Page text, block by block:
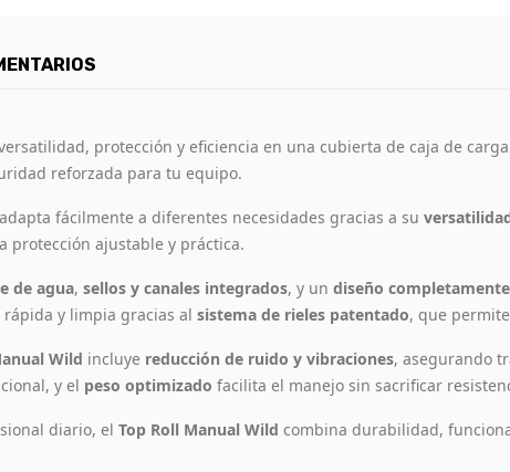
protección y eficiencia en una cubierta de caja de
reforzada para tu equipo.
fácilmente a diferentes necesidades gracias a su
protección ajustable y práctica.
de agua, sellos y canales integrados, y un diseño
y limpia gracias al sistema de rieles patentado, que
Wild incluye reducción de ruido y vibraciones, asegurando
y el peso optimizado facilita el manejo sin sacrificar
diario, el Top Roll Manual Wild combina durabilidad,